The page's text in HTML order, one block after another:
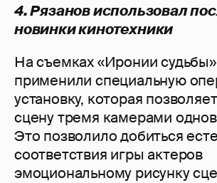
4. Рязанов использовал
новинки кинотехники
На съемках «Иронии
применили специальную
установку, которая
сцену тремя камерами
Это позволило добиться
соответствия игры актеров
эмоциональному рисунку